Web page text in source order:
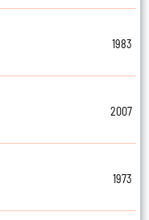
1983
2007
1973